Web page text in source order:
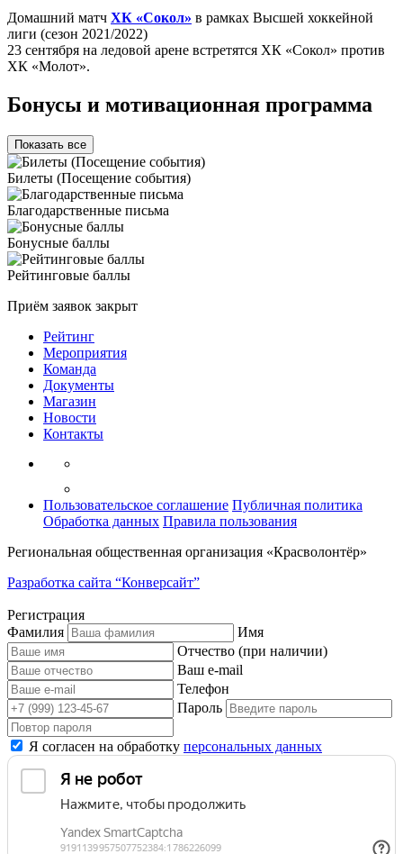
Домашний матч ХК «Сокол» в рамках Высшей хоккейной
лиги (сезон 2021/2022)
23 сентября на ледовой арене встретятся ХК «Сокол» против
ХК «Молот».
Бонусы и мотивационная программа
Показать все
Билеты (Посещение события)
Благодарственные письма
Бонусные баллы
Рейтинговые баллы
Приём заявок закрыт
Рейтинг
Мероприятия
Команда
Документы
Магазин
Новости
Контакты
Пользовательское соглашение Публичная политика
Обработка данных Правила пользования
Региональная общественная организация «Красволонтёр»
Разработка сайта “Конверсайт”
Регистрация
Фамилия
Имя
Отчество (при наличии)
Ваш e-mail
Телефон
Пароль
Я согласен на обработку персональных данных